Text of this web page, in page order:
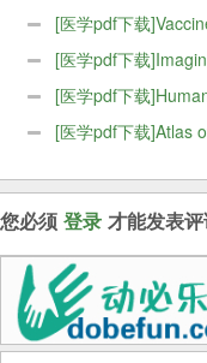
Dermatology Series
[医学pdf下载
[医学pdf下载
[医学pdf下载
[医学pdf下载]Atlas
您必须 登录 才能发表评